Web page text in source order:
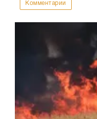
Комментарии